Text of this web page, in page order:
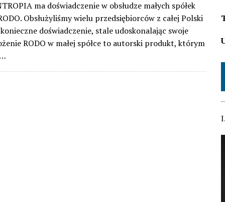
ma doświadczenie w obsłudze małych spółek
Obsłużyliśmy wielu przedsiębiorców z całej Polski
doświadczenie, stale udoskonalając swoje
RODO w małej spółce to autorski produkt, którym